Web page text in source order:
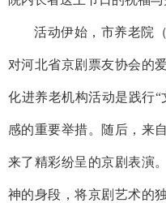
活动伊始，市养老院
对河北省京剧票友协会的
化进养老机构活动是践行
感的重要举措。随后，来
来了精彩纷呈的京剧表演
神的身段，将京剧艺术的